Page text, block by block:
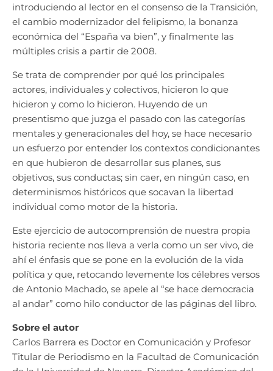
introduciendo al lector en el consenso de la Transición,
el cambio modernizador del felipismo, la bonanza
económica del “España va bien”, y finalmente las
múltiples crisis a partir de 2008.
Se trata de comprender por qué los principales
actores, individuales y colectivos, hicieron lo que
hicieron y como lo hicieron. Huyendo de un
presentismo que juzga el pasado con las categorías
mentales y generacionales del hoy, se hace necesario
un esfuerzo por entender los contextos condicionantes
en que hubieron de desarrollar sus planes, sus
objetivos, sus conductas; sin caer, en ningún caso, en
determinismos históricos que socavan la libertad
individual como motor de la historia.
Este ejercicio de autocomprensión de nuestra propia
historia reciente nos lleva a verla como un ser vivo, de
ahí el énfasis que se pone en la evolución de la vida
política y que, retocando levemente los célebres versos
de Antonio Machado, se apele al “se hace democracia
al andar” como hilo conductor de las páginas del libro.
Sobre el autor
Carlos Barrera es Doctor en Comunicación y Profesor
Titular de Periodismo en la Facultad de Comunicación